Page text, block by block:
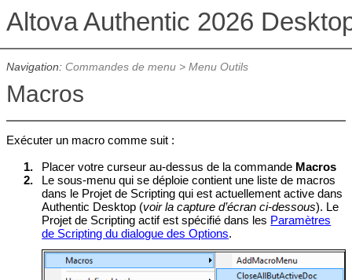
Altova Authentic 2026
Navigation: Commandes de menu> Menu Outils
Macros
Exécuter un macro comme suit :
1.
Placer votre curseur au-dessus de la commande Macros
2.
Le sous-menu qui se déploie contient une liste de macros
dans le Projet de Scripting qui est actuellement active dans
Authentic Desktop (voir la capture d’écran ci-dessous). Le
Projet de Scripting actif est spécifié dans les Paramètres
de Scripting du dialogue des Options.